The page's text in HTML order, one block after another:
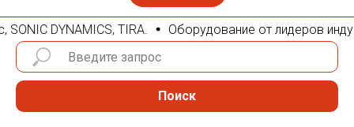
DYNAMICS, TIRA. Оборудование от лидеров
Поиск